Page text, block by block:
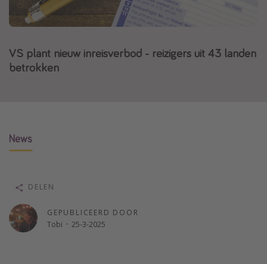
Thailand
Malta
Madeira
Type vakantie
Weekendje weg
Autoverhuur
Vroegboeker
VS plant nieuw inreisverbod - reizigers uit 43 landen
betrokken
News
GEPUBLICEERD DOOR
Tobi · 25-3-2025
DELEN